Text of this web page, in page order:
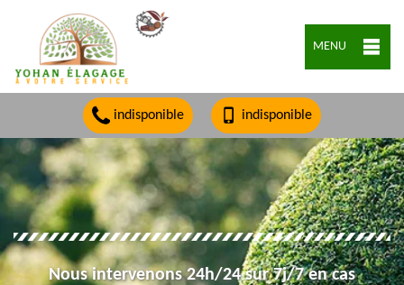
MENU
indisponible indisponible
Nous intervenons 24h/24 sur 7j/7 en cas